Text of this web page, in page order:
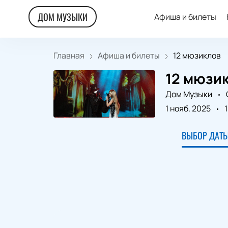
ДОМ МУЗЫКИ Афиша и билеты
Главная Афиша и билеты 12 мюзиклов
12
Дом Музыки
1 нояб. 2025
ВЫБОР